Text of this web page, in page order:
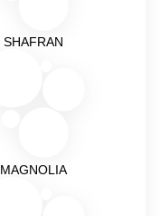
SHAFRAN
MAGNOLIA